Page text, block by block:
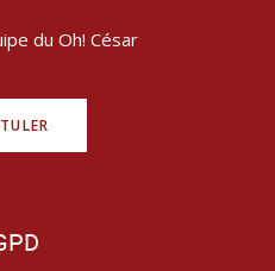
du Oh! César